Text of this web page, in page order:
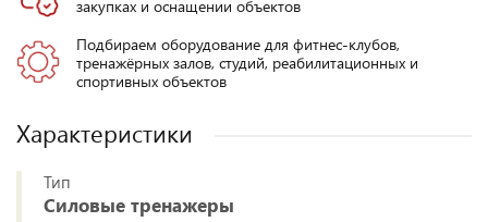
закупках и оснащении объектов
Подбираем оборудование для фитнес-клубов,
тренажёрных залов, студий, реабилитационных и
спортивных объектов
Характеристики
Тип
Силовые тренажеры